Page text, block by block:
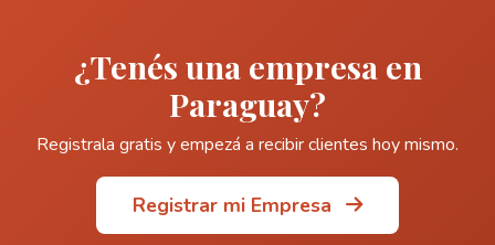
¿Tenés una empresa en
Paraguay?
Registrala gratis y empezá a recibir clientes hoy mismo.
Registrar mi Empresa